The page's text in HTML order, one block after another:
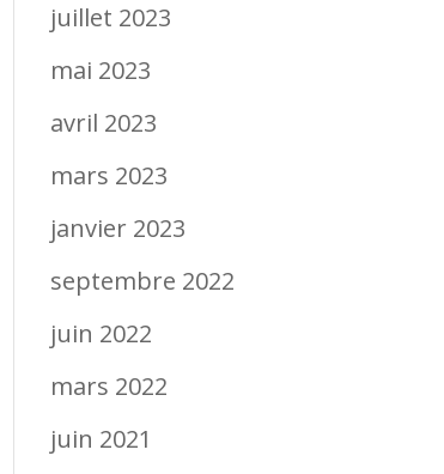
juillet 2023
mai 2023
avril 2023
mars 2023
janvier 2023
septembre 2022
juin 2022
mars 2022
juin 2021